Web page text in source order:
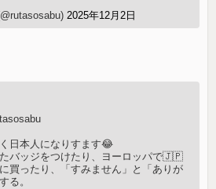
2025年12月2日
日本人になりすます😂
たバッジをつけたり、ヨーロッパで🇯🇵
買ったり、「すみません」と「ありが
る。